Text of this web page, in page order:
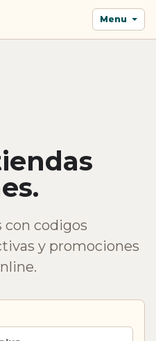
Menu
codigos
y promociones